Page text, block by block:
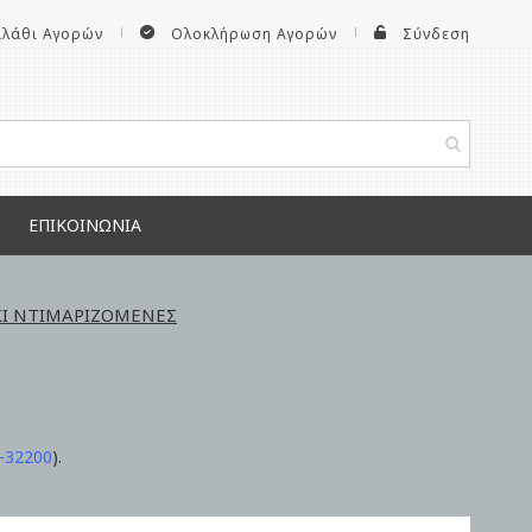
Αγορών Ολοκλήρωση Αγορών Σύνδεση
ΕΠΙΚΟΙΝΩΝΊΑ
ΝΤΙΜΑΡΙΖΟΜΕΝΕΣ
).